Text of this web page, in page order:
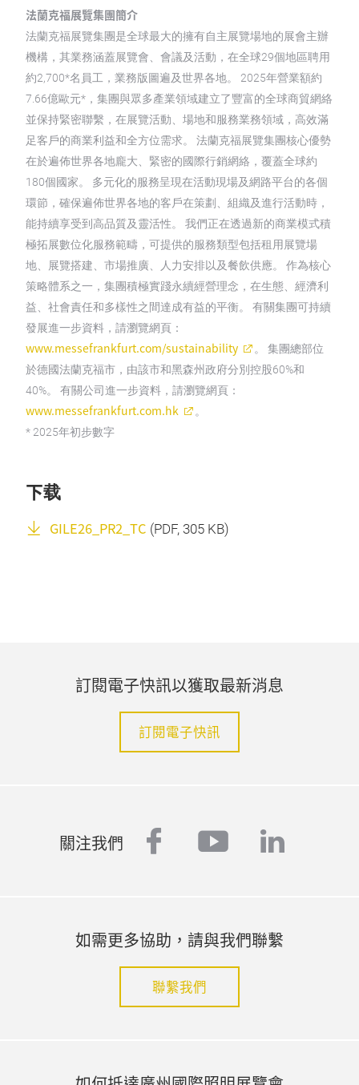
法蘭克福展覽集團簡介
法蘭克福展覽集團是全球最大的擁有自主展覽場地的展會主辦
機構，其業務涵蓋展覽會、會議及活動，在全球29個地區聘用
約2,700*名員工，業務版圖遍及世界各地。 2025年營業額約
7.66億歐元*，集團與眾多產業領域建立了豐富的全球商貿網絡
並保持緊密聯繫，在展覽活動、場地和服務業務領域，高效滿
足客戶的商業利益和全方位需求。 法蘭克福展覽集團核心優勢
在於遍佈世界各地龐大、緊密的國際行銷網絡，覆蓋全球約
180個國家。 多元化的服務呈現在活動現場及網路平台的各個
環節，確保遍佈世界各地的客戶在策劃、組織及進行活動時，
能持續享受到高品質及靈活性。 我們正在透過新的商業模式積
極拓展數位化服務範疇，可提供的服務類型包括租用展覽場
地、展覽搭建、市場推廣、人力安排以及餐飲供應。 作為核心
策略體系之一，集團積極實踐永續經營理念，在生態、經濟利
益、社會責任和多樣性之間達成有益的平衡。 有關集團可持續
發展進一步資料，請瀏覽網頁：
www.messefrankfurt.com/sustainability
。 集團總部位
於德國法蘭克福市，由該市和黑森州政府分別控股60%和
40%。 有關公司進一步資料，請瀏覽網頁：
www.messefrankfurt.com.hk
。
* 2025年初步數字
下载
GILE26_PR2_TC (PDF, 305 KB)
訂閱電子快訊以獲取最新消息
訂閱電子快訊
關注我們 facebook
youtube
如需更多協助，請與我們聯繫
聯繫我們